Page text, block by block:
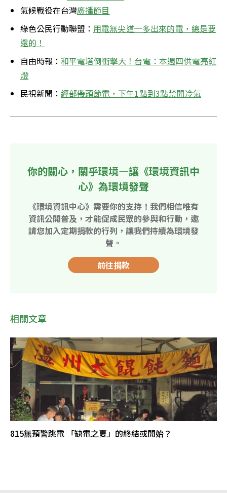
氣候戰役在台灣廣播節目
綠色公民行動聯盟： 用電無尖道─多出來的電，總是要
還的！
自由時報： 和平電塔倒衝擊大！台電：本週四供電亮紅
燈
民視新聞： 經部帶頭節電，下午1點到3點禁開冷氣
你的關心，關乎環境—讓《環境資訊中
心》為環境發聲
《環境資訊中心》需要你的支持！我們相信唯有
資訊公開普及，才能促成民眾的參與和行動，邀
請您加入定期捐款的行列，讓我們持續為環境發
聲。
前往捐款
相關文章
815無預警跳電 「缺電之夏」的終結或開始？